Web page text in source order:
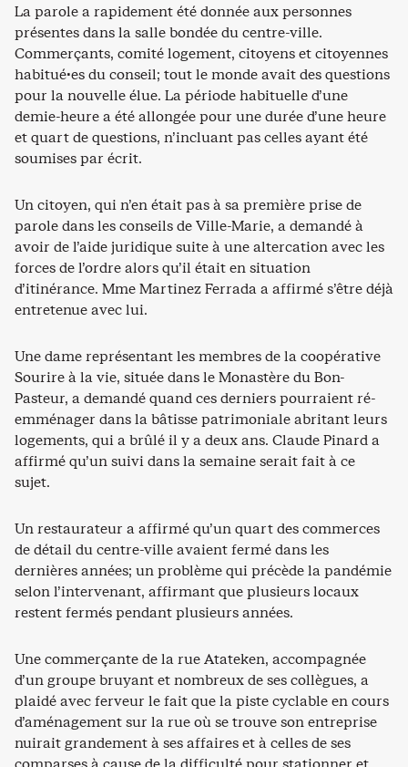
La parole a rapidement été donnée aux personnes
présentes dans la salle bondée du centre-ville.
Commerçants, comité logement, citoyens et citoyennes
habitué·es du conseil; tout le monde avait des questions
pour la nouvelle élue. La période habituelle d’une
demie-heure a été allongée pour une durée d’une heure
et quart de questions, n’incluant pas celles ayant été
soumises par écrit.
Un citoyen, qui n’en était pas à sa première prise de
parole dans les conseils de Ville-Marie, a demandé à
avoir de l’aide juridique suite à une altercation avec les
forces de l’ordre alors qu’il était en situation
d’itinérance. Mme Martinez Ferrada a affirmé s’être déjà
entretenue avec lui.
Une dame représentant les membres de la coopérative
Sourire à la vie, située dans le Monastère du Bon-
Pasteur, a demandé quand ces derniers pourraient ré-
emménager dans la bâtisse patrimoniale abritant leurs
logements, qui a brûlé il y a deux ans. Claude Pinard a
affirmé qu’un suivi dans la semaine serait fait à ce
sujet.
Un restaurateur a affirmé qu’un quart des commerces
de détail du centre-ville avaient fermé dans les
dernières années; un problème qui précède la pandémie
selon l’intervenant, affirmant que plusieurs locaux
restent fermés pendant plusieurs années.
Une commerçante de la rue Atateken, accompagnée
d’un groupe bruyant et nombreux de ses collègues, a
plaidé avec ferveur le fait que la piste cyclable en cours
d’aménagement sur la rue où se trouve son entreprise
nuirait grandement à ses affaires et à celles de ses